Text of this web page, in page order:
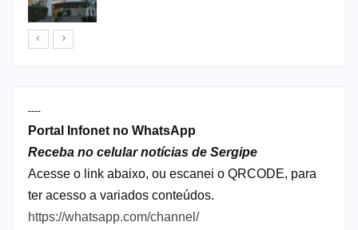
----
Portal Infonet no WhatsApp
Receba no celular notícias de Sergipe
Acesse o link abaixo, ou escanei o QRCODE, para
ter acesso a variados conteúdos.
https://whatsapp.com/channel/